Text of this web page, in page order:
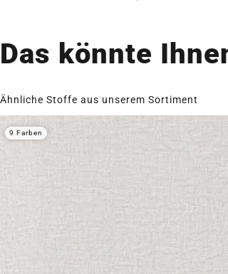
Das könnte
Ähnliche Stoffe aus unserem Sortiment
9 Farben